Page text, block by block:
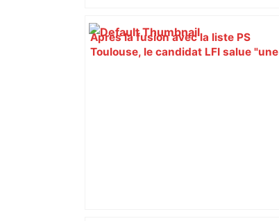
Après la fusion avec la liste PS
Toulouse, le candidat LFI salue "une